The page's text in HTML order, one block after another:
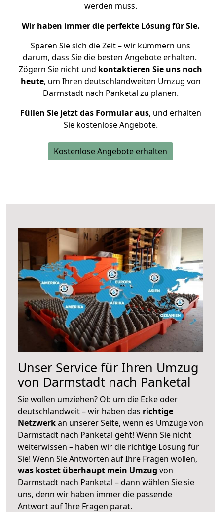
werden muss.
Wir haben immer die perfekte Lösung für Sie.
Sparen Sie sich die Zeit – wir kümmern uns
darum, dass Sie die besten Angebote erhalten.
Zögern Sie nicht und kontaktieren Sie uns noch
heute, um Ihren deutschlandweiten Umzug von
Darmstadt nach Panketal zu planen.
Füllen Sie jetzt das Formular aus, und erhalten
Sie kostenlose Angebote.
Kostenlose Angebote erhalten
Unser Service für Ihren Umzug
von Darmstadt nach Panketal
Sie wollen umziehen? Ob um die Ecke oder
deutschlandweit – wir haben das richtige
Netzwerkan unserer Seite, wenn es Umzüge von
Darmstadt nach Panketal geht! Wenn Sie nicht
weiterwissen – haben wir die richtige Lösung für
Sie! Wenn Sie Antworten auf Ihre Fragen wollen,
was kostet überhaupt mein Umzug von
Darmstadt nach Panketal – dann wählen Sie sie
uns, denn wir haben immer die passende
Antwort auf Ihre Fragen parat.